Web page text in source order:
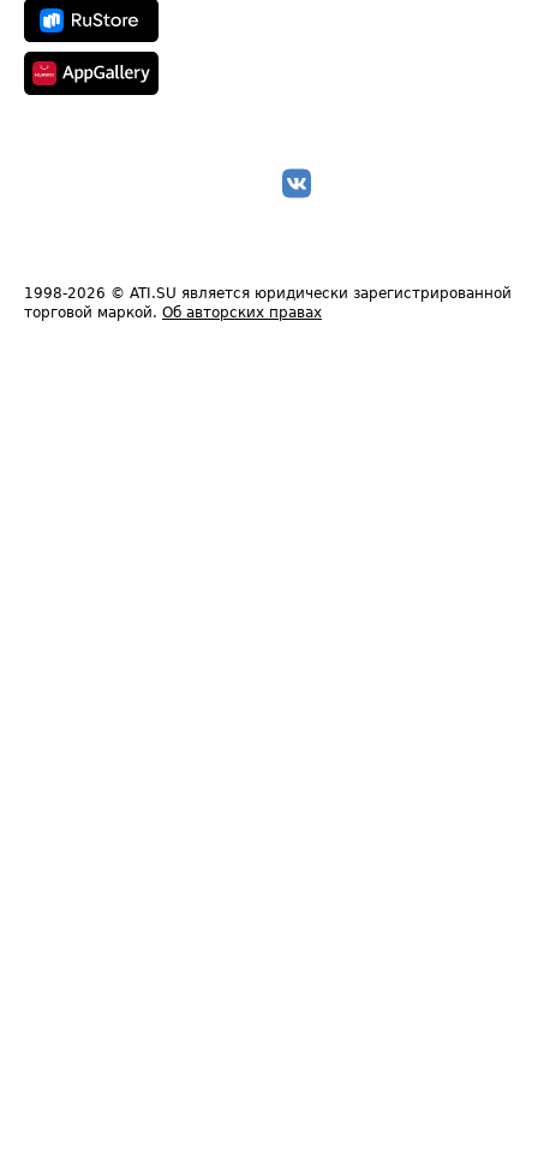
1998-2026 © ATI.SU является юридически зарегистрированной
торговой маркой. Об авторских правах